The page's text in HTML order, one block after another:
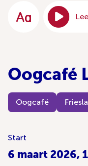
Oogcafé
Oogcafé
Start
6 maart 2026,